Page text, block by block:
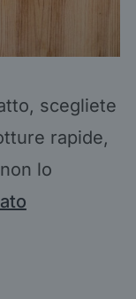
scegliete
rapide,
lo